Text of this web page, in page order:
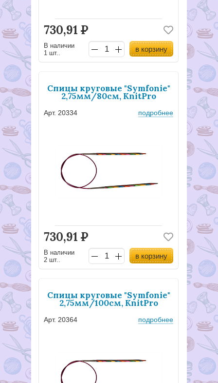
730,91 Р
В наличии
1 шт..
в корзину
Спицы круговые "Symfonie"
2,75мм/80см, KnitPro
Арт. 20334 подробнее
730,91 Р
В наличии
2 шт..
в корзину
Спицы круговые "Symfonie"
2,75мм/100см, KnitPro
Арт. 20364 подробнее